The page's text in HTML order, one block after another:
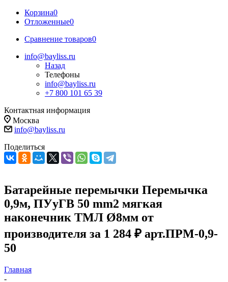
Корзина0
Отложенные0
Сравнение товаров0
info@bayliss.ru
Назад
Телефоны
info@bayliss.ru
+7 800 101 65 39
Контактная информация
Москва
info@bayliss.ru
Поделиться
Батарейные перемычки Перемычка
0,9м, ПУуГВ 50 mm2 мягкая
наконечник ТМЛ Ø8мм от
производителя за 1 284 ₽ арт.ПРМ-0,9-
50
Главная
-